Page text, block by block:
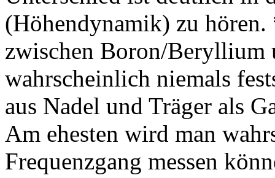
(Höhendynamik) zu
zwischen Boron/Beryllium
wahrscheinlich niemals
aus Nadel und Träger als
Am ehesten wird man
Frequenzgang messen